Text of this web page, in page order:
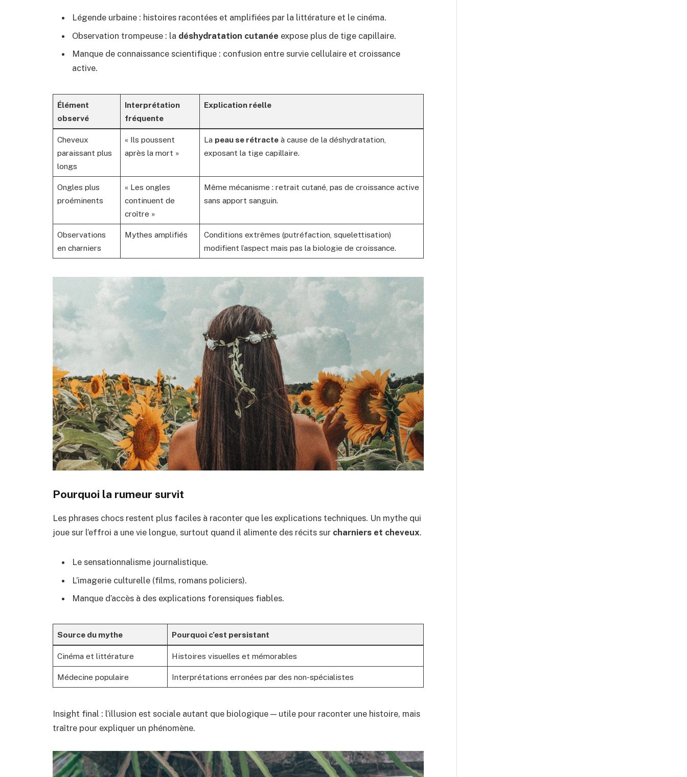
Légende urbaine : histoires racontées et amplifiées par la littérature et le cinéma.
Observation trompeuse : la déshydratation cutanée expose plus de tige capillaire.
Manque de connaissance scientifique : confusion entre survie cellulaire et croissance
active.
Élément
observé
Interprétation
fréquente
Explication réelle
Cheveux
paraissant plus
longs
« Ils poussent
après la mort »
La peau se rétracteà cause de la déshydratation,
exposant la tige capillaire.
Ongles plus
proéminents
« Les ongles
continuent de
croître »
Même mécanisme : retrait cutané, pas de croissance active
sans apport sanguin.
Observations
en charniers
Mythes amplifiés
Conditions extrêmes (putréfaction, squelettisation)
modifient l’aspect mais pas la biologie de croissance.
Pourquoi la rumeur survit
Les phrases chocs restent plus faciles à raconter que les explications techniques. Un mythe qui
joue sur l’effroi a une vie longue, surtout quand il alimente des récits sur charniers et cheveux.
Le sensationnalisme journalistique.
L’imagerie culturelle (films, romans policiers).
Manque d’accès à des explications forensiques fiables.
Source du mythe Pourquoi c’est persistant
Cinéma et littérature Histoires visuelles et mémorables
Médecine populaire Interprétations erronées par des non-spécialistes
Insight final : l’illusion est sociale autant que biologique — utile pour raconter une histoire, mais
traître pour expliquer un phénomène.